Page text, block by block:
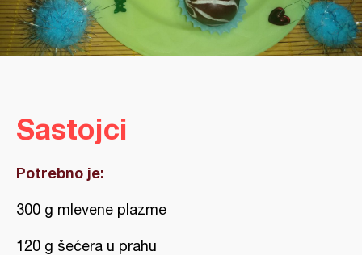
Sastojci
Potrebno je:
300 g mlevene plazme
120 g šećera u prahu